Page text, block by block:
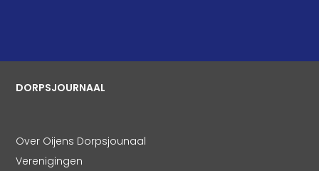
DORPSJOURNAAL
Over Oijens Dorpsjounaal
Verenigingen